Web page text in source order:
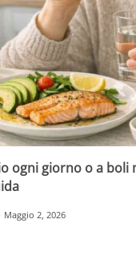
ogni giorno o a boli
Maggio 2, 2026